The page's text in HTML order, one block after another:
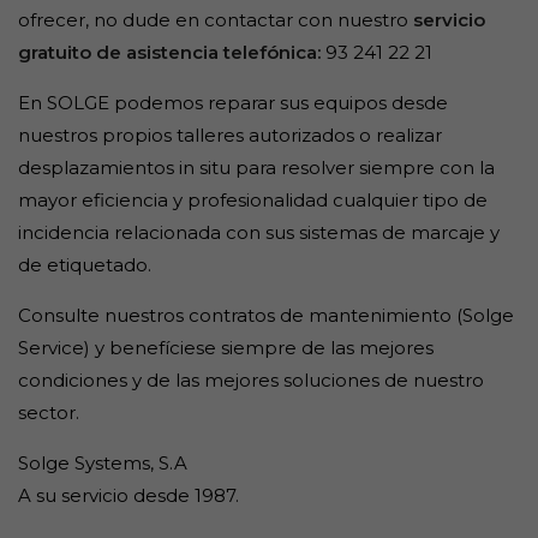
ofrecer, no dude en contactar con nuestro servicio
gratuito de asistencia telefónica: 93 241 22 21
En SOLGE podemos reparar sus equipos desde
nuestros propios talleres autorizados o realizar
desplazamientos in situ para resolver siempre con la
mayor eficiencia y profesionalidad cualquier tipo de
incidencia relacionada con sus sistemas de marcaje y
de etiquetado.
Consulte nuestros contratos de mantenimiento (Solge
Service) y benefíciese siempre de las mejores
condiciones y de las mejores soluciones de nuestro
sector.
Solge Systems, S.A
A su servicio desde 1987.